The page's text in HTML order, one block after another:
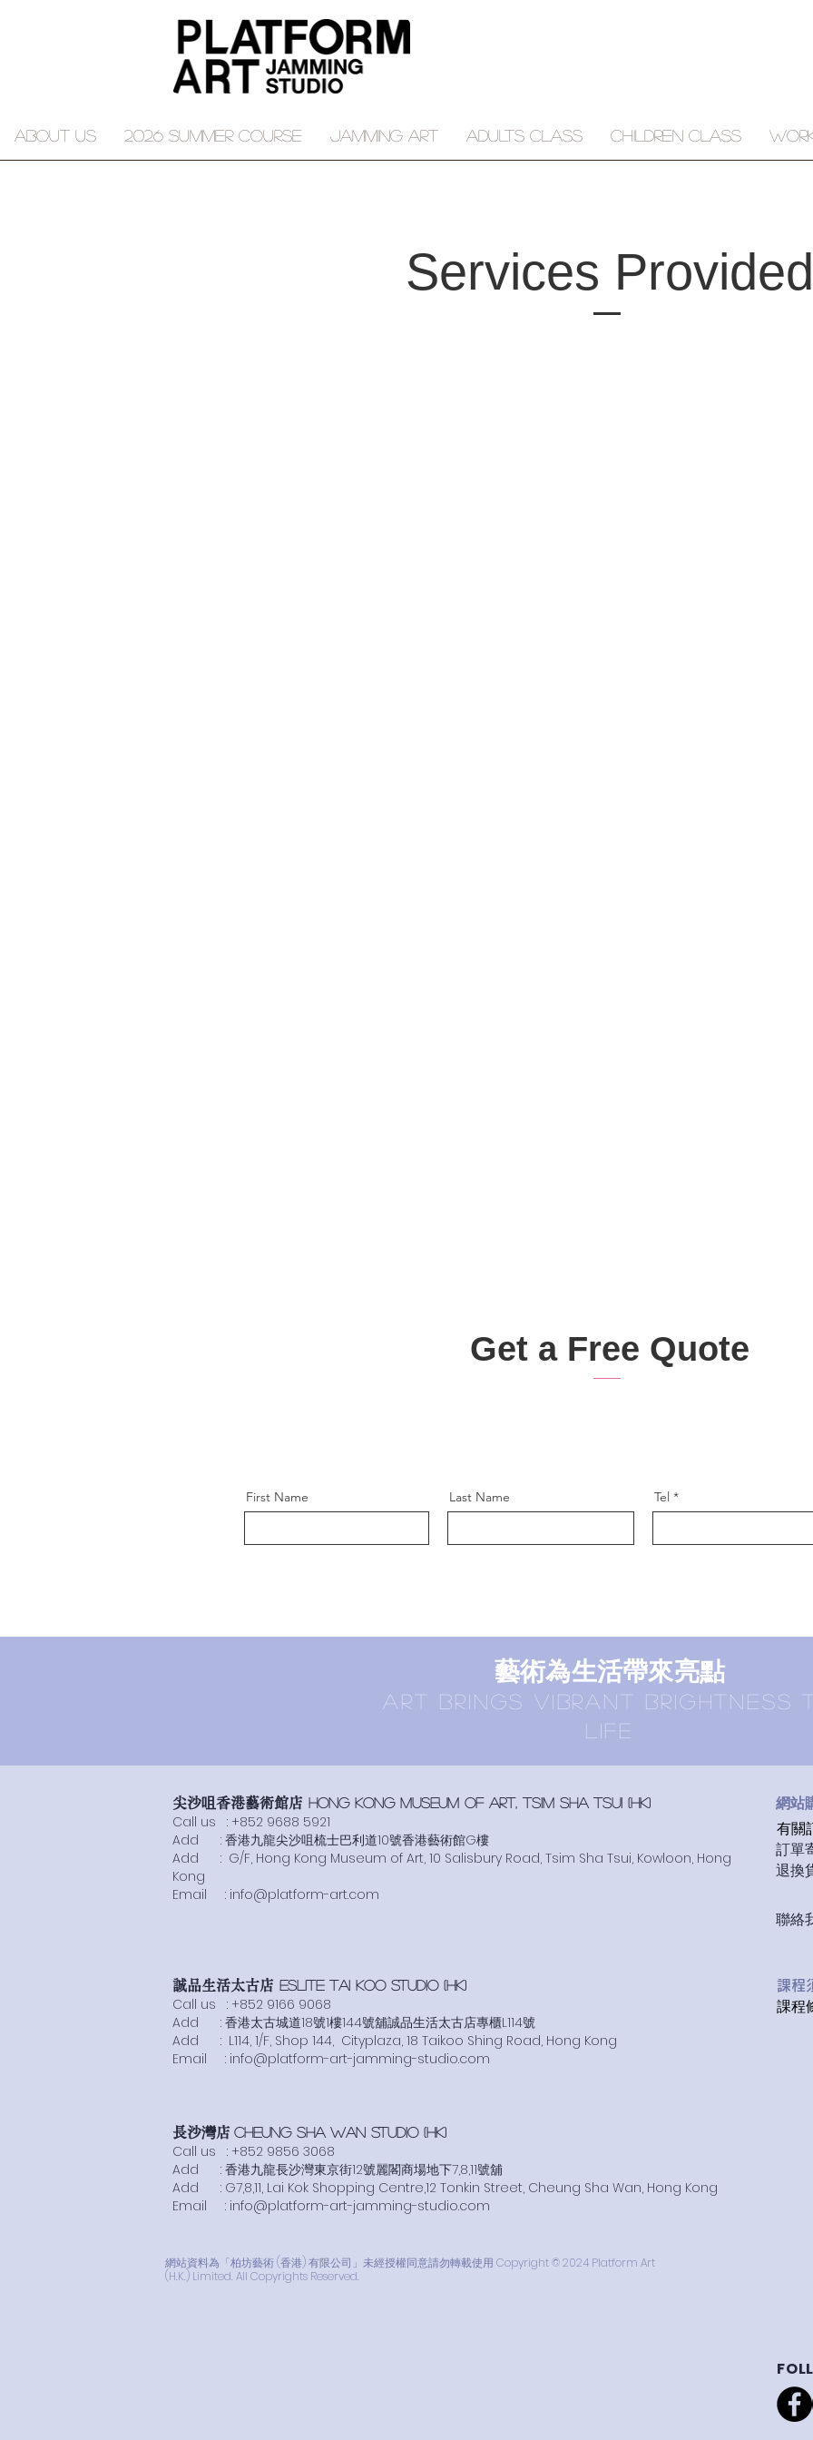
About Us 2026 Summer course JAMMING ART ADULTS CLASS CHILDREN CLASS
Services Provided
Get a Free Quote
First Name Last Name Tel
​藝術為生活帶來亮點
ART BRINGS vibrant brightness
LIFE
尖沙咀香港藝術館店 Hong Kong Museum of art, tsim sha tsui (HK)
Call us : +852 9688 5921
Add : 香港九龍尖沙咀梳士巴利道10號香港藝術館G樓
Add : G/F, Hong Kong Museum of Art, 10 Salisbury Road, Tsim Sha Tsui, Kowloon, Hong
Kong
​Email : info@platform-art.com
網站
有關
訂單
退換
聯絡
誠品生活太古店 Eslite TaI Koo STUDIO (HK)
Call us : +852 9166 9068
Add : 香港太古城道18號1樓144號舖誠品生活太古店專櫃L114號
Add : L114, 1/F, Shop 144, Cityplaza, 18 Taikoo Shing Road, Hong Kong
​Email : info@platform-art-jamming-studio.com
課程
課程
長沙灣店 Cheung SHA WAN STUDIO (HK)
Call us : +852 9856 3068
Add : 香港九龍長沙灣東京街12號麗閣商場地下7,8,11號舖
Add : G7,8,11, Lai Kok Shopping Centre,12 Tonkin Street, Cheung Sha Wan, Hong Kong
​Email : info@platform-art-jamming-studio.com
網站資料為「柏坊藝術 (香港) 有限公司」未經授權同意請勿轉載使用 Copyright © 2024 Platform Art
(H.K.) Limited. All Copyrights Reserved.